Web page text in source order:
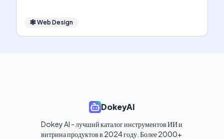
🕸Web Design
DokeyAI
Dokey AI - лучший каталог инструментов ИИ и
витрина продуктов в 2024 году. Более 2000+